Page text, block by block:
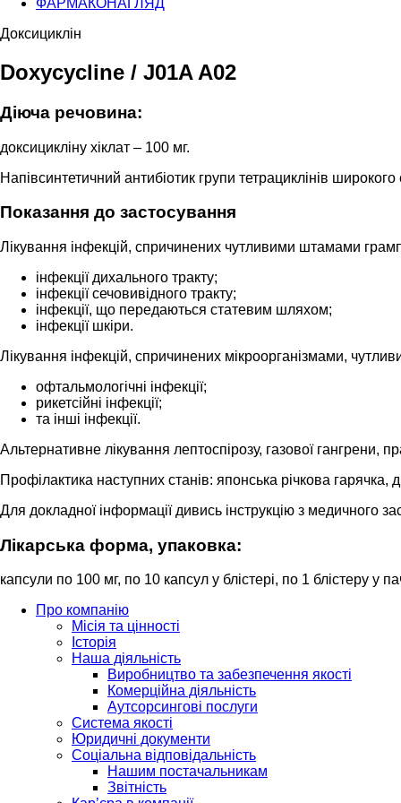
ФАРМАКОНАГЛЯД
Доксициклін
Doxycycline / J01A A02
Діюча речовина:
доксицикліну хіклат – 100 мг.
Напівсинтетичний антибіотик групи тетрациклінів
Показання до застосування
Лікування інфекцій, спричинених чутливими штамами
інфекції дихального тракту;
інфекції сечовивідного тракту;
інфекції, що передаються статевим шляхом;
інфекції шкіри.
Лікування інфекцій, спричинених мікроорганізмами,
офтальмологічні інфекції;
рикетсійні інфекції;
та інші інфекції.
Альтернативне лікування лептоспірозу, газової гангрени,
Профілактика наступних станів: японська річкова
Для докладної інформації дивись інструкцію з медичного
Лікарська форма, упаковка:
капсули по 100 мг, по 10 капсул у блістері, по 1 блістеру у
Про компанію
Місія та цінності
Історія
Наша діяльність
Виробництво та забезпечення якості
Комерційна діяльність
Аутсорсингові послуги
Система якості
Юридичні документи
Соціальна відповідальність
Нашим постачальникам
Звітність